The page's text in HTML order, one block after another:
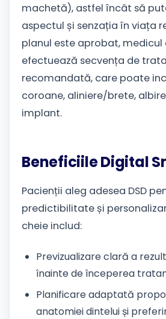
machetă), astfel încât să
aspectul și senzația în viața
planul este aprobat, medicul
efectuează secvența de
recomandată, care poate
coroane, aliniere/brete,
implant.
Beneficiile Digital
Pacienții aleg adesea DSD
predictibilitate și
cheie includ:
Previzualizare clară a
înainte de începerea
Planificare adaptată
anatomiei dintelui și